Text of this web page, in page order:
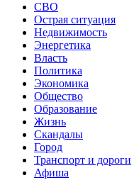
СВО
Острая ситуация
Недвижимость
Энергетика
Власть
Политика
Экономика
Общество
Образование
Жизнь
Скандалы
Город
Транспорт и дороги
Афиша